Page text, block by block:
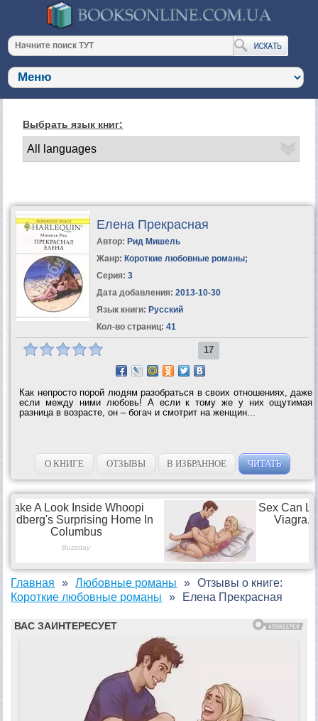
Выбрать язык книг:
Елена Прекрасная
Автор: Рид Мишель
Жанр: Короткие любовные романы;
Серия: 3
Дата добавления: 2013-10-30
Язык книги: Русский
Кол-во страниц: 41
17
Как непросто порой людям разобраться в своих отношениях, даже
если между ними любовь! А если к тому же у них ощутимая
разница в возрасте, он – богач и смотрит на женщин...
О КНИГЕ ОТЗЫВЫ В ИЗБРАННОЕ ЧИТАТЬ
Главная
Любовные романы
Короткие любовные романы
Отзывы о книге:
Елена Прекрасная